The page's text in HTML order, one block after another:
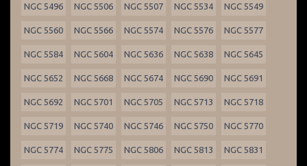
NGC 5496 NGC 5506 NGC 5507 NGC 5534 NGC 5549
NGC 5560 NGC 5566 NGC 5574 NGC 5576 NGC 5577
NGC 5584 NGC 5604 NGC 5636 NGC 5638 NGC 5645
NGC 5652 NGC 5668 NGC 5674 NGC 5690 NGC 5691
NGC 5692 NGC 5701 NGC 5705 NGC 5713 NGC 5718
NGC 5719 NGC 5740 NGC 5746 NGC 5750 NGC 5770
NGC 5774 NGC 5775 NGC 5806 NGC 5813 NGC 5831